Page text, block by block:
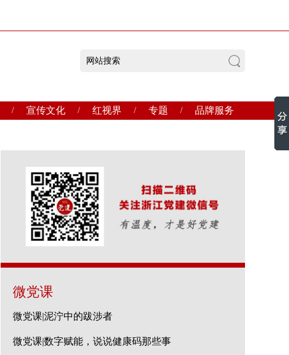
/ 宣传文化 / 红视界 / 专题 / 品牌服务
微党课
微党课|泥泞中的跋涉者
微党课|数字赋能，说说健康码那些事